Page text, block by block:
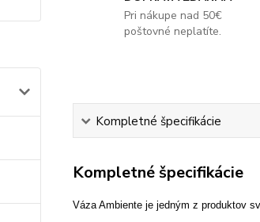
Pri nákupe nad 50€
poštovné neplatíte.
Kompletné špecifikácie
Kompletné špecifikácie
Váza Ambiente je jedným z produktov